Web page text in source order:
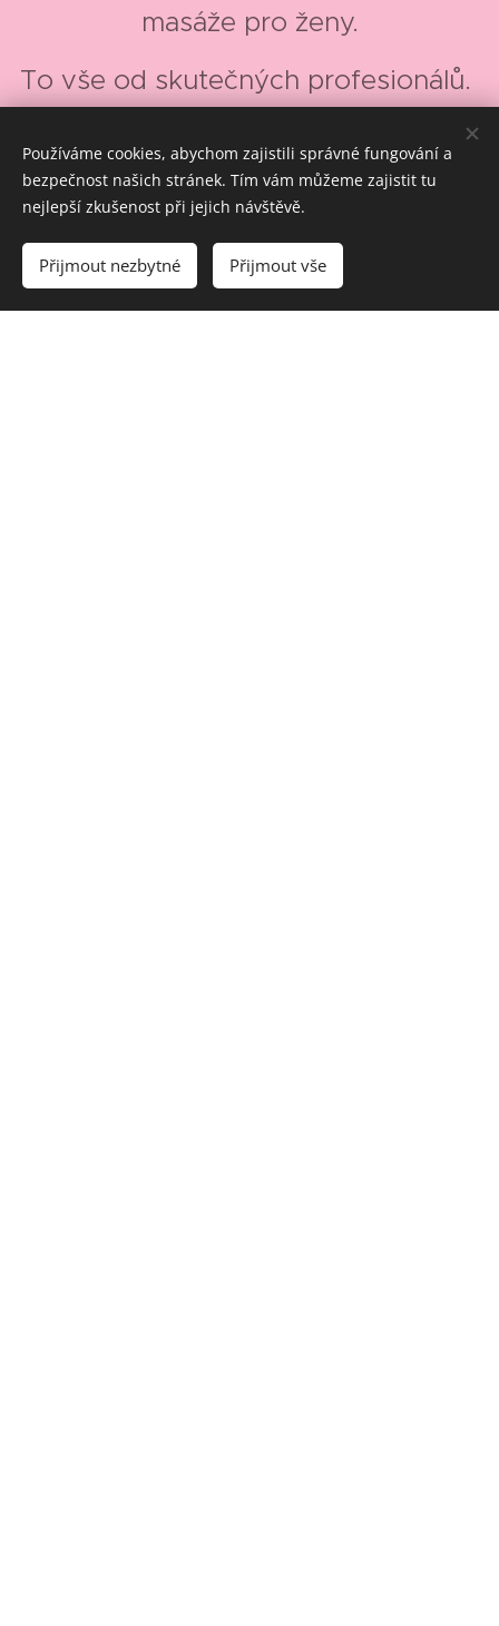
masáže pro ženy.
To vše od skutečných profesionálů.
Vstupte do našeho e-
shopu
Používáme cookies, abychom zajistili správné fungování a
bezpečnost našich stránek. Tím vám můžeme zajistit tu
nejlepší zkušenost při jejich návštěvě.
Přijmout nezbytné Přijmout vše